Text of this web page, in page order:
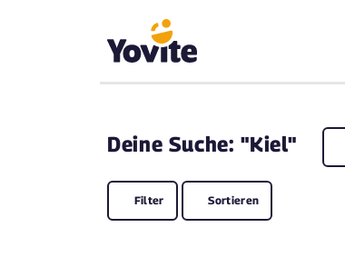
Deine Suche: "Kiel"
Filter Sortieren